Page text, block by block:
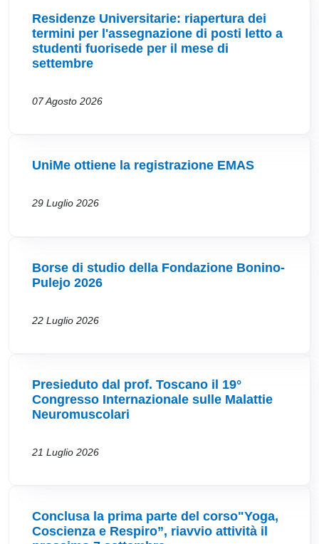
Residenze Universitarie: riapertura dei
termini per l'assegnazione di posti letto a
studenti fuorisede per il mese di
settembre
07 Agosto 2026
UniMe ottiene la registrazione EMAS
29 Luglio 2026
Borse di studio della Fondazione Bonino-
Pulejo 2026
22 Luglio 2026
Presieduto dal prof. Toscano il 19°
Congresso Internazionale sulle Malattie
Neuromuscolari
21 Luglio 2026
Conclusa la prima parte del corso"Yoga,
Coscienza e Respiro”, riavvio attività il